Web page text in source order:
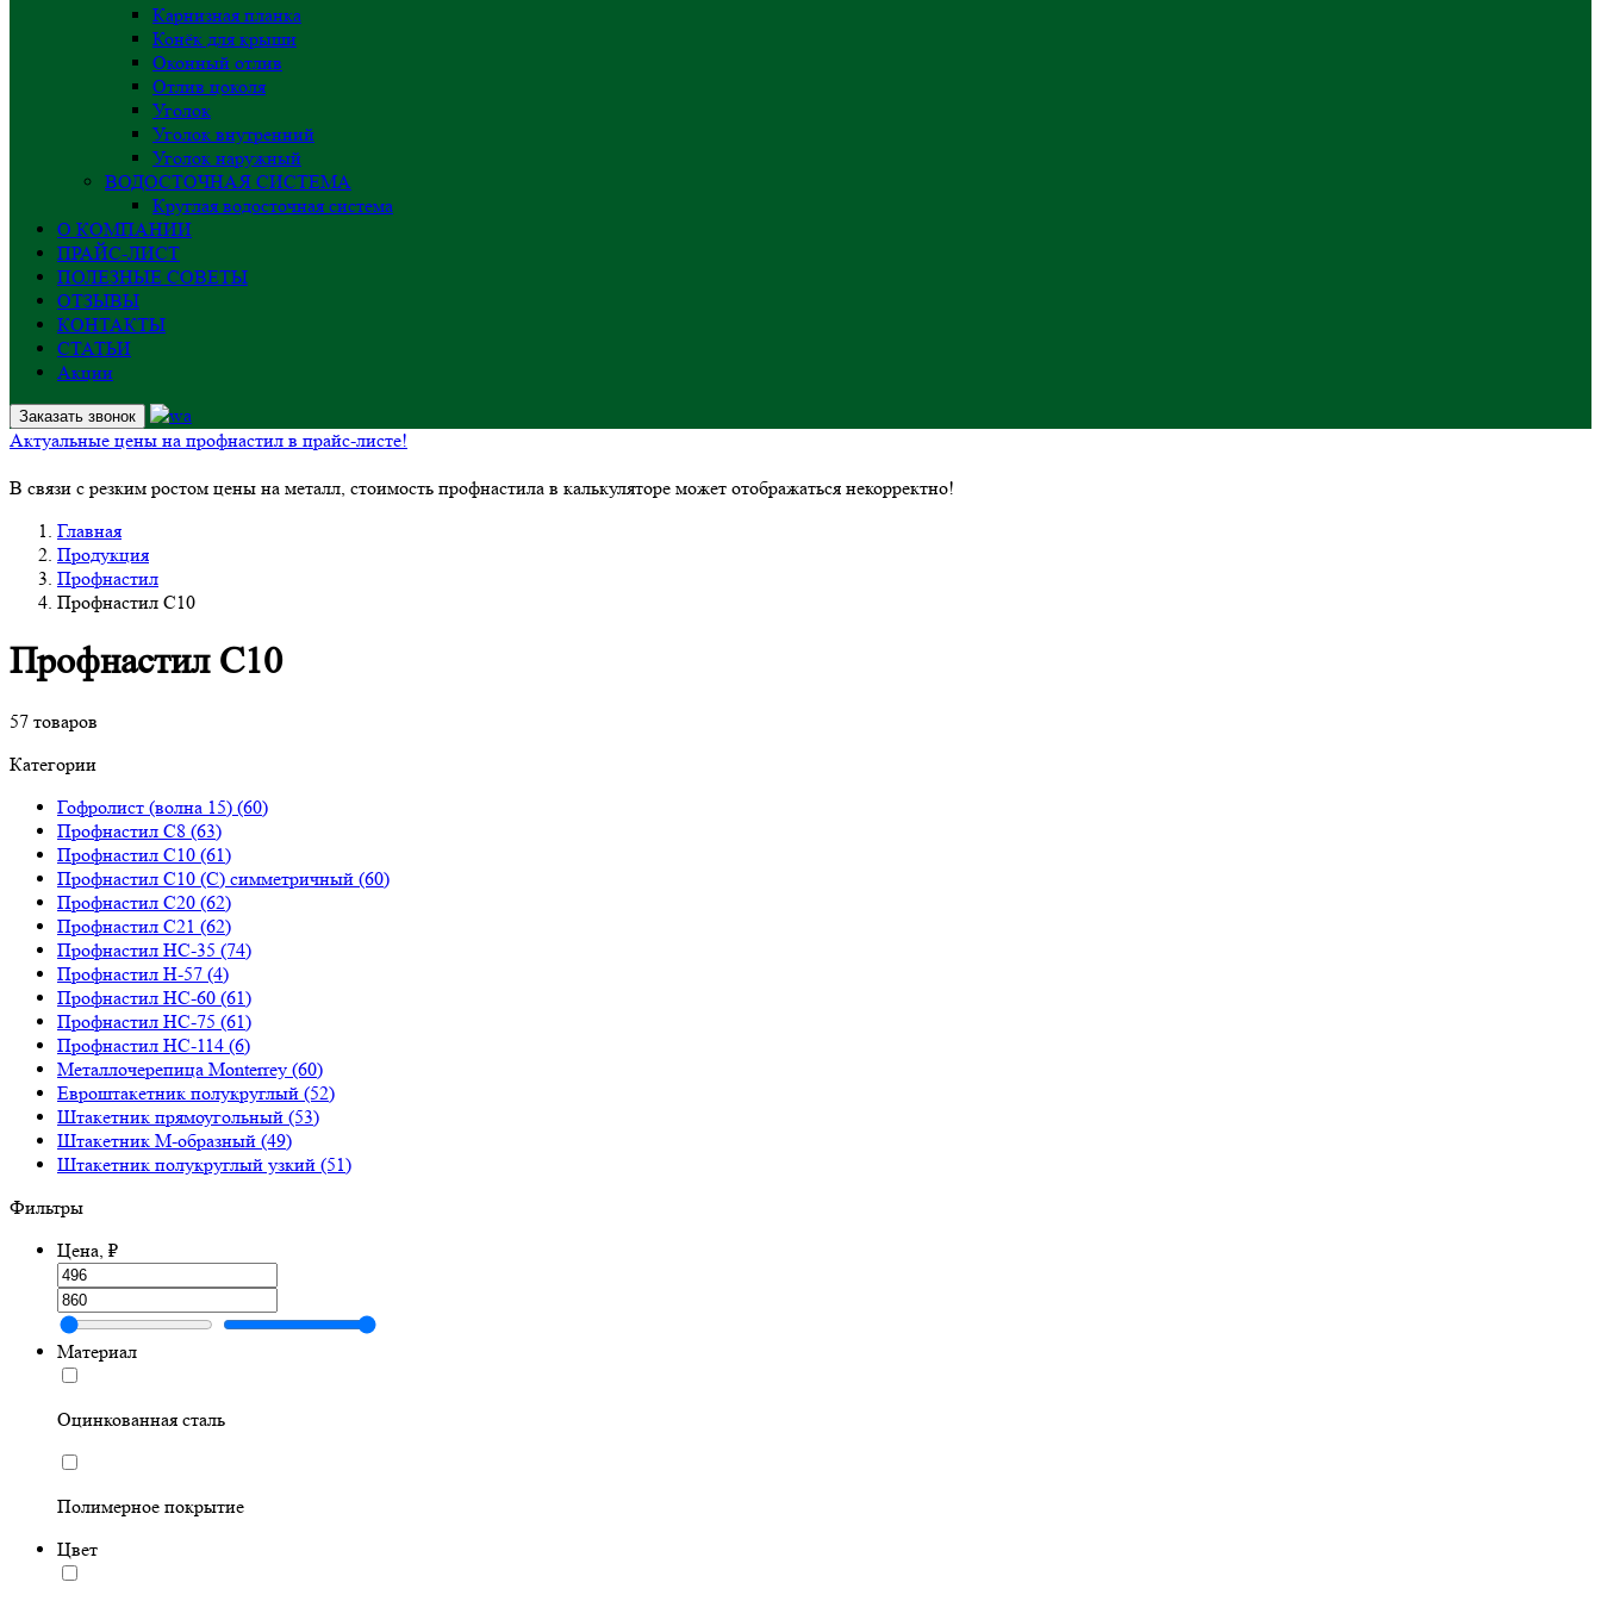
Карнизная планка
Конёк для крыши
Оконный отлив
Отлив цоколя
Уголок
Уголок внутренний
Уголок наружный
ВОДОСТОЧНАЯ СИСТЕМА
Круглая водосточная система
О КОМПАНИИ
ПРАЙС-ЛИСТ
ПОЛЕЗНЫЕ СОВЕТЫ
ОТЗЫВЫ
КОНТАКТЫ
СТАТЬИ
Акции
Заказать звонок
Актуальные цены на профнастил в прайс-листе!
В связи с резким ростом цены на металл, стоимость профнастила в калькуляторе может отображаться некорректно!
Главная
Продукция
Профнастил
Профнастил С10
Профнастил С10
57 товаров
Категории
Гофролист (волна 15) (60)
Профнастил С8 (63)
Профнастил С10 (61)
Профнастил С10 (С) симметричный (60)
Профнастил С20 (62)
Профнастил С21 (62)
Профнастил НС-35 (74)
Профнастил Н-57 (4)
Профнастил НС-60 (61)
Профнастил НС-75 (61)
Профнастил НС-114 (6)
Металлочерепица Monterrey (60)
Евроштакетник полукруглый (52)
Штакетник прямоугольный (53)
Штакетник М-образный (49)
Штакетник полукруглый узкий (51)
Фильтры
Цена, ₽
Материал
Оцинкованная сталь
Полимерное покрытие
Цвет